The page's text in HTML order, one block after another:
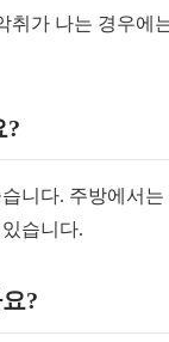
취가 나는 경우에
?
니다. 주방에서는
습니다.
?